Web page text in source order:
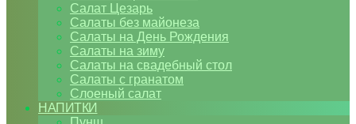
Салат Цезарь
Салаты без майонеза
Салаты на День Рождения
Салаты на зиму
Салаты на свадебный стол
Салаты с гранатом
Слоеный салат
НАПИТКИ